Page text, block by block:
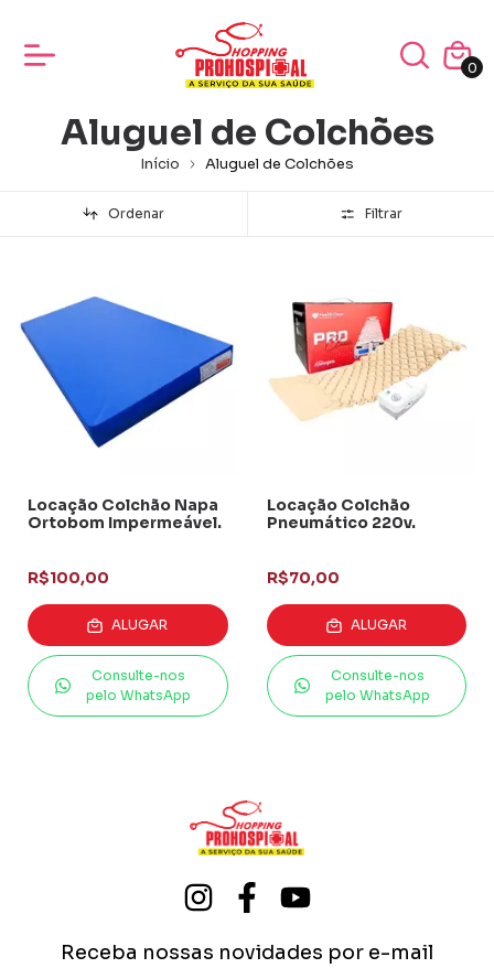
0
Aluguel de Colchões
Início Aluguel de Colchões
Ordenar Filtrar
Locação Colchão Napa
Ortobom Impermeável.
R$100,00
ALUGAR
Consulte-nos
pelo WhatsApp
Locação Colchão
Pneumático 220v.
R$70,00
ALUGAR
Consulte-nos
pelo WhatsApp
Receba nossas novidades por e-mail